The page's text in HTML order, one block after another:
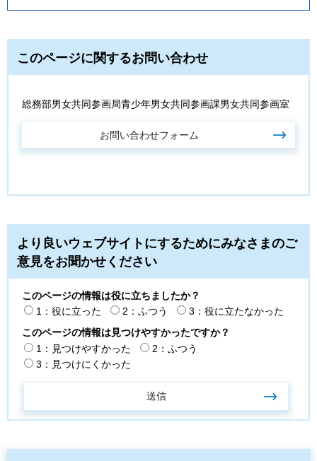
このページに関するお問い合わせ
総務部男女共同参画局青少年男女共同参画課男女共同参画室
より良いウェブサイトにするためにみなさまのご
意見をお聞かせください
このページの情報は役に立ちましたか？
1：役に立った
2：ふつう
3：役に立たなかった
このページの情報は見つけやすかったですか？
1：見つけやすかった
2：ふつう
3：見つけにくかった